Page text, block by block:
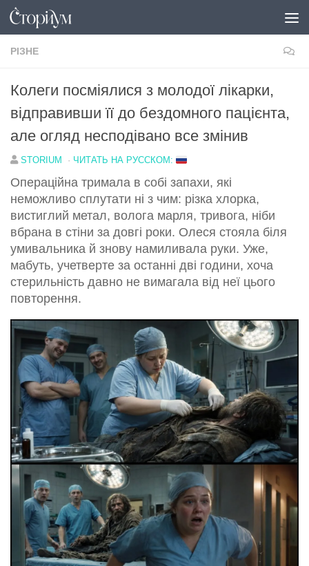
Перейти до вмісту
РІЗНЕ
Колеги посміялися з молодої лікарки,
відправивши її до бездомного пацієнта,
але огляд несподівано все змінив
STORIUM · ЧИТАТЬ НА РУССКОМ:
Операційна тримала в собі запахи, які
неможливо сплутати ні з чим: різка хлорка,
вистиглий метал, волога марля, тривога, ніби
вбрана в стіни за довгі роки. Олеся стояла біля
умивальника й знову намиливала руки. Уже,
мабуть, учетверте за останні дві години, хоча
стерильність давно не вимагала від неї цього
повторення.